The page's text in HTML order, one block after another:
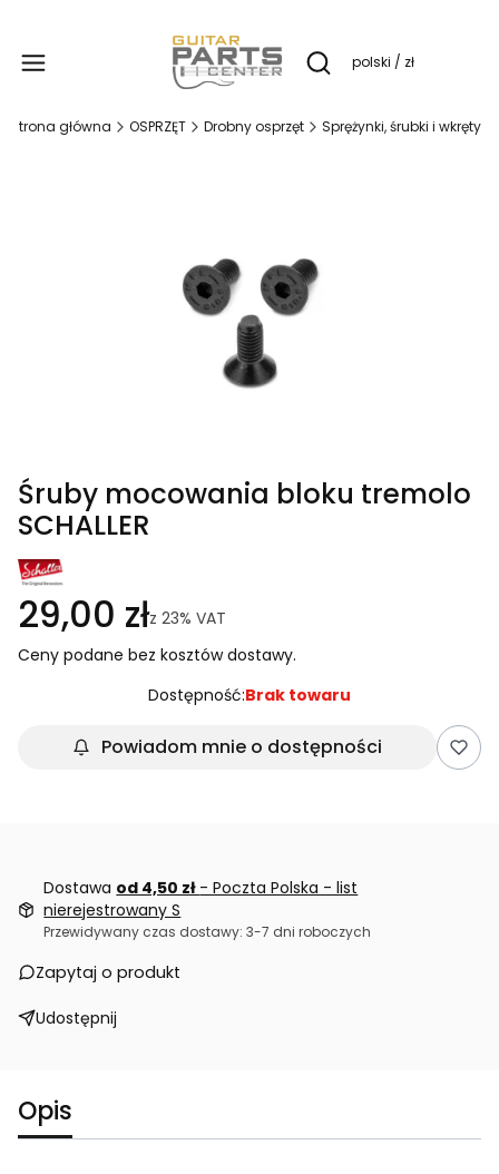
Otwórz wyszukiwarkę
polski / zł
Strona główna OSPRZĘT Drobny osprzęt Sprężynki, śrubki i wkręty
Śruby mocowania bloku tremolo
SCHALLER
29,00 złz 23% VAT
Ceny podane bez kosztów dostawy.
Dostępność:Brak towaru
Powiadom mnie o dostępności
Dostawa od 4,50 zł - Poczta Polska - list
nierejestrowany S
Przewidywany czas dostawy: 3-7 dni roboczych
Zapytaj o produkt
Udostępnij
Opis